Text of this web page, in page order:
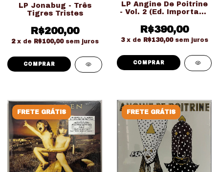
LP Jonabug - Três
Tigres Tristes
R$200,00
2 x de R$100,00 sem juros
COMPRAR
LP Angine De Poitrine
- Vol. 2 (Ed. Importado
R$390,00
3 x de R$130,00 sem juros
FRETE GRÁTIS FRETE GRÁTIS